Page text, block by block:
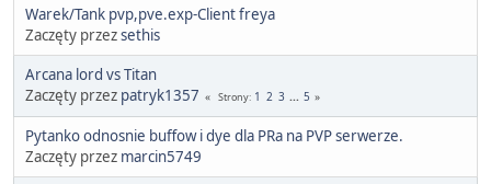
Warek/Tank pvp,pve.exp-Client freya
Zaczęty przezsethis
Arcana lord vs Titan
Zaczęty przez patryk1357 Strony 1 2 3 ... 5
Pytanko odnosnie buffow i dye dla PRa na PVP serwerze.
Zaczęty przez marcin5749